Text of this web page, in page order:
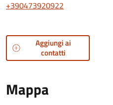
+390473920922
Aggiungi ai
contatti
Mappa